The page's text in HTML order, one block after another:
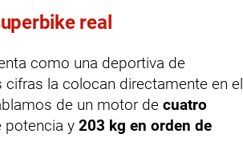
real
como una deportiva de
la colocan directamente en el
de un motor de cuatro
y 203 kg en orden de